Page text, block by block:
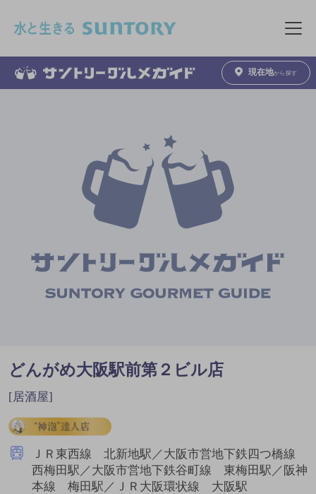
メニュ
現在地から探す
どんがめ大阪駅前第２ビル店
[居酒屋]
ＪＲ東西線 北新地駅／大阪市営地下鉄四つ橋線
西梅田駅／大阪市営地下鉄谷町線 東梅田駅／阪神
本線 梅田駅／ＪＲ大阪環状線 大阪駅